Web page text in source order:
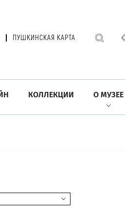
ПУШКИНСКАЯ КАРТА
КОЛЛЕКЦИИ О МУЗЕЕ